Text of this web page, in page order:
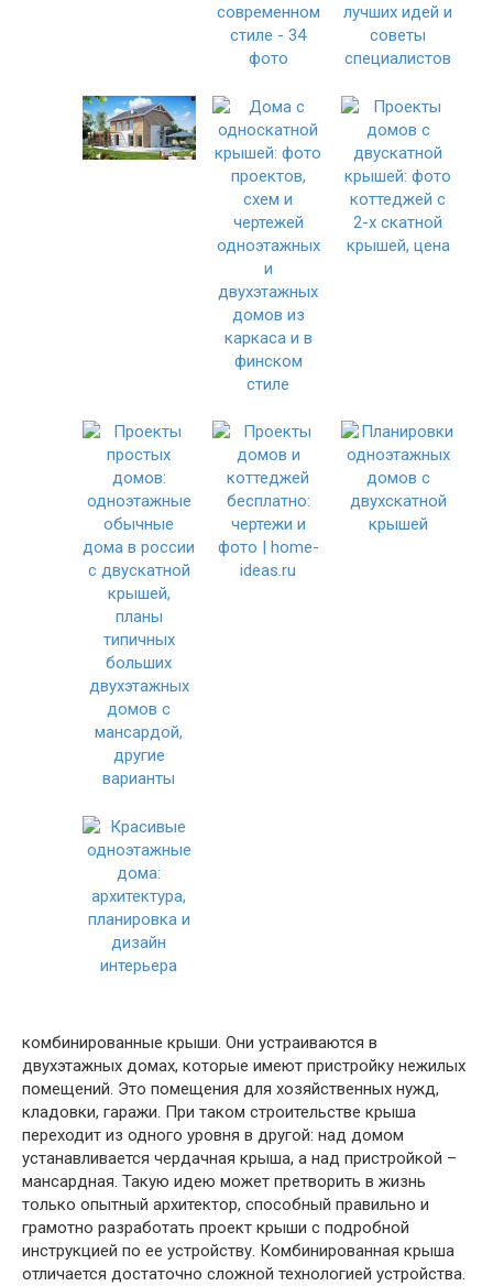
комбинированные крыши. Они устраиваются в
двухэтажных домах, которые имеют пристройку нежилых
помещений. Это помещения для хозяйственных нужд,
кладовки, гаражи. При таком строительстве крыша
переходит из одного уровня в другой: над домом
устанавливается чердачная крыша, а над пристройкой –
мансардная. Такую идею может претворить в жизнь
только опытный архитектор, способный правильно и
грамотно разработать проект крыши с подробной
инструкцией по ее устройству. Комбинированная крыша
отличается достаточно сложной технологией устройства.